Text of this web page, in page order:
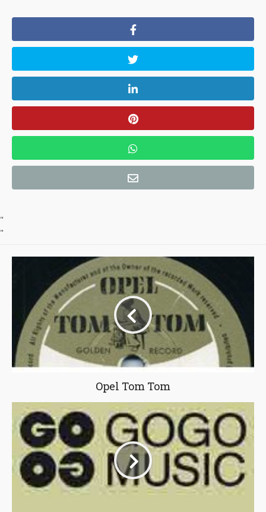
"
"
Opel Tom Tom